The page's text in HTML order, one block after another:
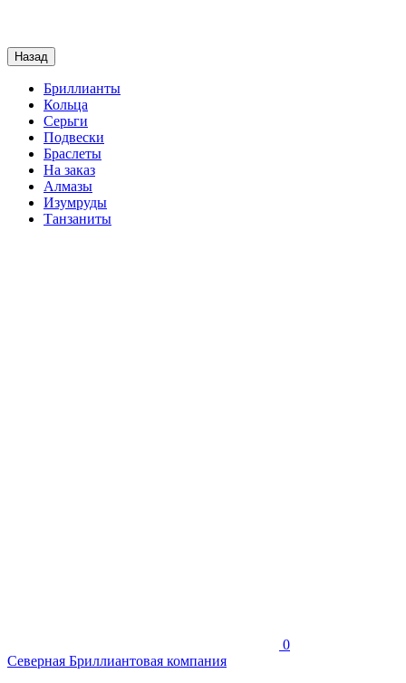
Назад
Бриллианты
Кольца
Серьги
Подвески
Браслеты
На заказ
Алмазы
Изумруды
Танзаниты
0
Северная Бриллиантовая компания